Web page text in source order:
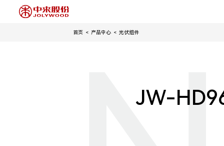
首页 产品中心 光伏组件
JW-